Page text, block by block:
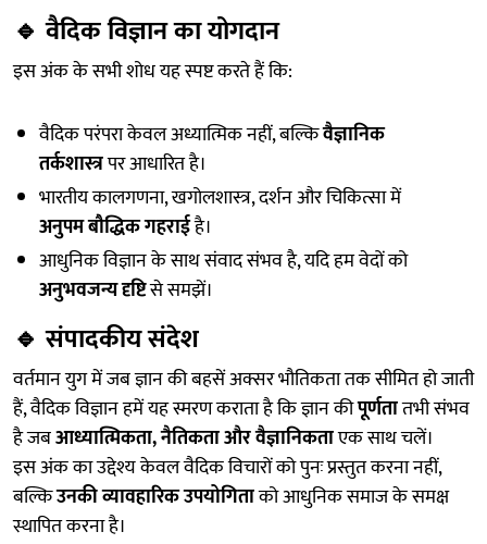
🔹वैदिक विज्ञान का योगदान
इस अंक के सभी शोध यह स्पष्ट करते हैं कि:
वैदिक परंपरा केवल अध्यात्मिक नहीं, बल्किवैज्ञानिक
तर्कशास्त्रपर आधारित है।
भारतीय कालगणना, खगोलशास्त्र, दर्शन और चिकित्सा में
अनुपम बौद्धिक गहराईहै।
आधुनिक विज्ञान के साथ संवाद संभव है, यदि हम वेदों को
अनुभवजन्य दृष्टिसे समझें।
🔹संपादकीय संदेश
वर्तमान युग में जब ज्ञान की बहसें अक्सर भौतिकता तक सीमित हो जाती
हैं, वैदिक विज्ञान हमें यह स्मरण कराता है कि ज्ञान कीपूर्णतातभी संभव
है जबआध्यात्मिकता, नैतिकता और वैज्ञानिकताएक साथ चलें।
इस अंक का उद्देश्य केवल वैदिक विचारों को पुनः प्रस्तुत करना नहीं,
बल्किउनकी व्यावहारिक उपयोगिताको आधुनिक समाज के समक्ष
स्थापित करना है।